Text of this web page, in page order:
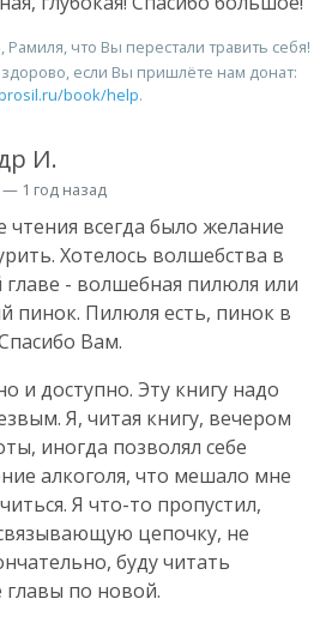
Рамиля, что Вы перестали травить себя!
здорово, если Вы пришлёте нам донат:
book/help.
И.
— 1 год назад
чтения всегда было желание
Хотелось волшебства в
главе - волшебная пилюля или
пинок. Пилюля есть, пинок в
Вам.
и доступно. Эту книгу надо
Я, читая книгу, вечером
иногда позволял себе
алкоголя, что мешало мне
Я что-то пропустил,
цепочку, не
буду читать
главы по новой.